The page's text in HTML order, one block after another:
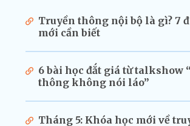
Truyền thông nội bộ là gì? 7
mới cần biết
6 bài học đắt giá từ talkshow
thông không nói láo”
Tháng 5: Khóa học mới về